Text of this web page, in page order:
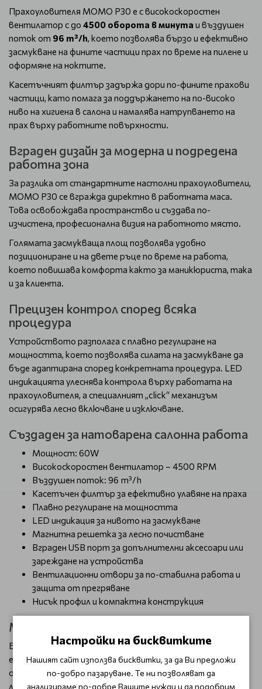
Прахоуловителя MOMO P30 е с високоскоростен
вентилатор с до 4500 оборота в минута и въздушен
поток от 96 m³/h, което позволява бързо и ефективно
засмукване на фините частици прах по време на пилене и
оформяне на ноктите.
Касетъчният филтър задържа дори по-фините прахови
частици, като помага за поддържането на по-високо
ниво на хигиена в салона и намалява натрупването на
прах върху работните повърхности.
Вграден дизайн за модерна и подредена
работна зона
За разлика от стандартните настолни прахоуловители,
MOMO P30 се вгражда директно в работната маса.
Това освобождава пространство и създава по-
изчистена, професионална визия на работното място.
Голямата засмукваща площ позволява удобно
позициониране и на двете ръце по време на работа,
което повишава комфорта както за маникюриста, така
и за клиента.
Прецизен контрол според всяка
процедура
Устройството разполага с плавно регулиране на
мощността, което позволява силата на засмукване да
бъде адаптирана според конкретната процедура. LED
индикацията улеснява контрола върху работата на
прахоуловителя, а специалният „click“ механизъм
осигурява лесно включване и изключване.
Създаден за натоварена салонна работа
Мощност: 60W
Високоскоростен вентилатор – 4500 RPM
Въздушен поток: 96 m³/h
Касетъчен филтър за ефективно улавяне на праха
Плавно регулиране на мощността
LED индикация за нивото на засмукване
Магнитна решетка за лесно почистване
Вграден USB порт за допълнителни аксесоари или
зареждане на устройства
Вентилационни отвори за по-стабилна работа и
защита от прегряване
Нисък профил и компактна конструкция
Модерен минималистичен дизайн
Белият корпус със сребристи детайли придава
елегантна и професионална визия, която се вписва
отлично както в модерни маникюрни студиа, така и в
луксозни салони за красота. Магнитната решетка
Настройки на бисквитките
Нашият сайт използва бисквитки, за да Ви предложи
по-добро пазаруване. Те ни позволяват да
анализираме по-добре Вашите нужди и да подобрим